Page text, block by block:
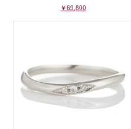
￥69,800